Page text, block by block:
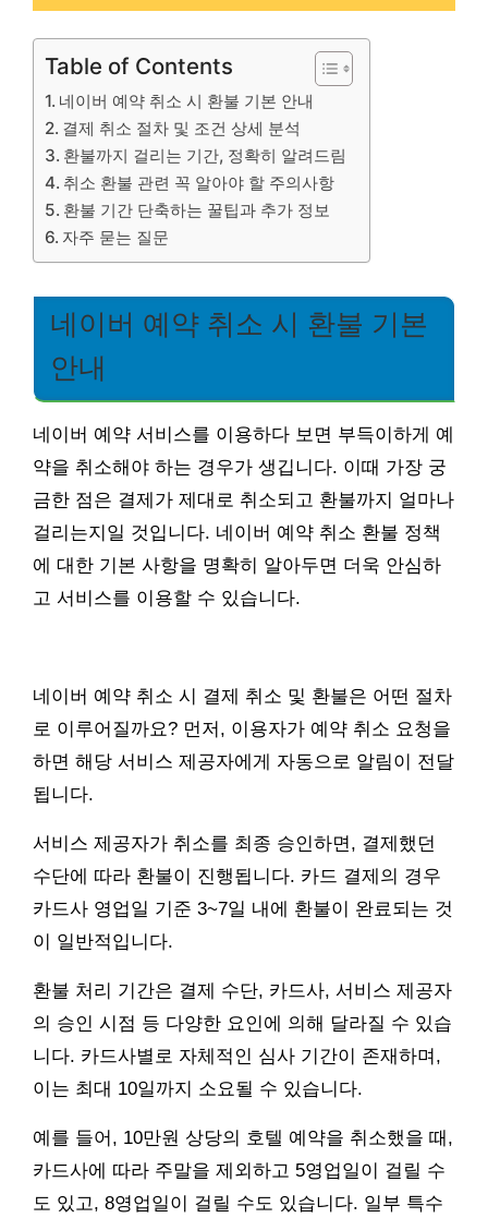
Table of Contents
네이버 예약 취소 시 환불 기본 안내
결제 취소 절차 및 조건 상세 분석
환불까지 걸리는 기간, 정확히 알려드림
취소 환불 관련 꼭 알아야 할 주의사항
환불 기간 단축하는 꿀팁과 추가 정보
자주 묻는 질문
네이버 예약 취소 시 환불 기본
안내
네이버 예약 서비스를 이용하다 보면 부득이하게 예
약을 취소해야 하는 경우가 생깁니다. 이때 가장 궁
금한 점은 결제가 제대로 취소되고 환불까지 얼마나
걸리는지일 것입니다. 네이버 예약 취소 환불 정책
에 대한 기본 사항을 명확히 알아두면 더욱 안심하
고 서비스를 이용할 수 있습니다.
네이버 예약 취소 시 결제 취소 및 환불은 어떤 절차
로 이루어질까요? 먼저, 이용자가 예약 취소 요청을
하면 해당 서비스 제공자에게 자동으로 알림이 전달
됩니다.
서비스 제공자가 취소를 최종 승인하면, 결제했던
수단에 따라 환불이 진행됩니다. 카드 결제의 경우
카드사 영업일 기준 3~7일 내에 환불이 완료되는 것
이 일반적입니다.
환불 처리 기간은 결제 수단, 카드사, 서비스 제공자
의 승인 시점 등 다양한 요인에 의해 달라질 수 있습
니다. 카드사별로 자체적인 심사 기간이 존재하며,
이는 최대 10일까지 소요될 수 있습니다.
예를 들어, 10만원 상당의 호텔 예약을 취소했을 때,
카드사에 따라 주말을 제외하고 5영업일이 걸릴 수
도 있고, 8영업일이 걸릴 수도 있습니다. 일부 특수